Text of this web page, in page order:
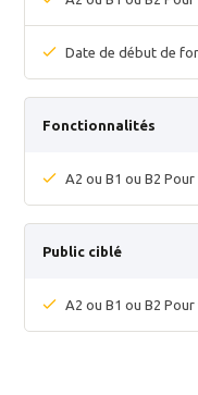
Date de début de
Fonctionnalités
A2 ou B1 ou B2 Pour
Public ciblé
A2 ou B1 ou B2 Pour